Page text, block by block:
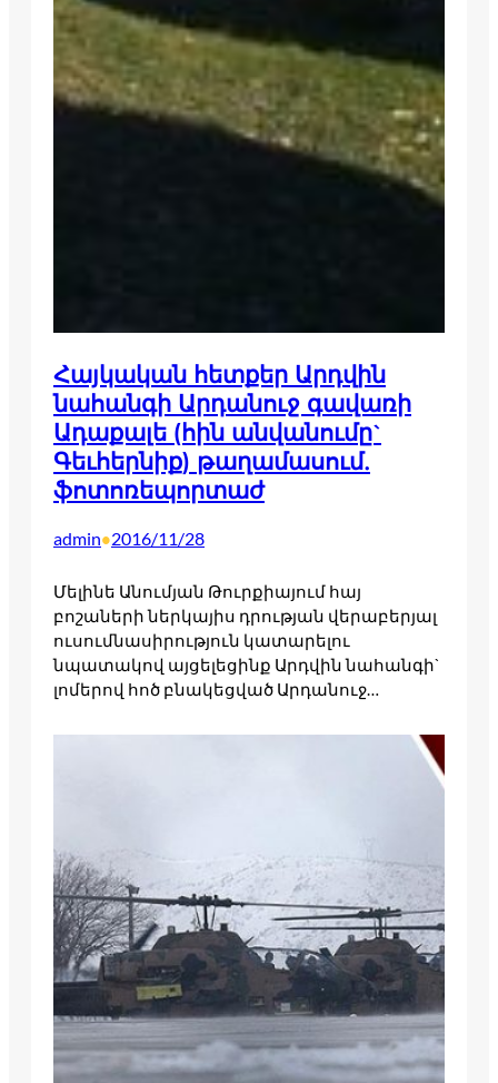
Հայկական հետքեր Արդվին
նահանգի Արդանուջ գավառի
Ադաքալե (հին անվանումը`
Գեւհերնիք) թաղամասում.
ֆոտոռեպորտաժ
admin•2016/11/28
Մելինե Անումյան Թուրքիայում հայ
բոշաների ներկայիս դրության վերաբերյալ
ուսումնասիրություն կատարելու
նպատակով այցելեցինք Արդվին նահանգի`
լոմերով հոծ բնակեցված Արդանուջ…